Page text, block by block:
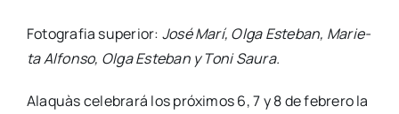
Foto­gra­fia supe­rior: José Marí, Olga Este­ban, Marie­
ta Alfon­so, Olga Este­ban y Toni Sau­ra.
Ala­quàs cele­bra­rá los pró­xi­mos 6, 7 y 8 de febre­ro la